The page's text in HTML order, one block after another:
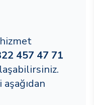
457 47 71